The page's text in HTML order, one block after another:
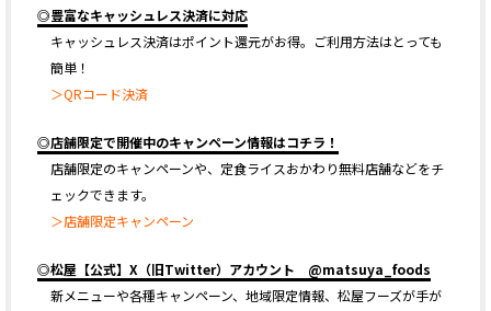
◎豊富なキャッシュレス決済に対応
キャッシュレス決済はポイント還元がお得。ご利用方法はとっても
簡単！
＞QRコード決済
◎店舗限定で開催中のキャンペーン情報はコチラ！
店舗限定のキャンペーンや、定食ライスおかわり無料店舗などをチ
ェックできます。
＞店舗限定キャンペーン
◎松屋【公式】X（旧Twitter）アカウント @matsuya_foods
新メニューや各種キャンペーン、地域限定情報、松屋フーズが手が